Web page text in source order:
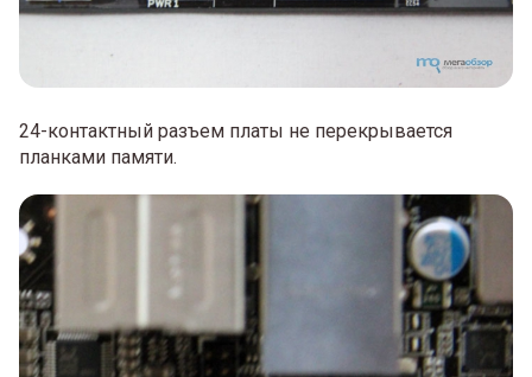
24-контактный разъем платы не перекрывается
планками памяти.